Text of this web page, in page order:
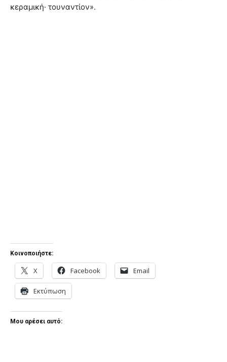
κεραμική· τουναντίον».
Κοινοποιήστε:
X Facebook Email
Εκτύπωση
Μου αρέσει αυτό: